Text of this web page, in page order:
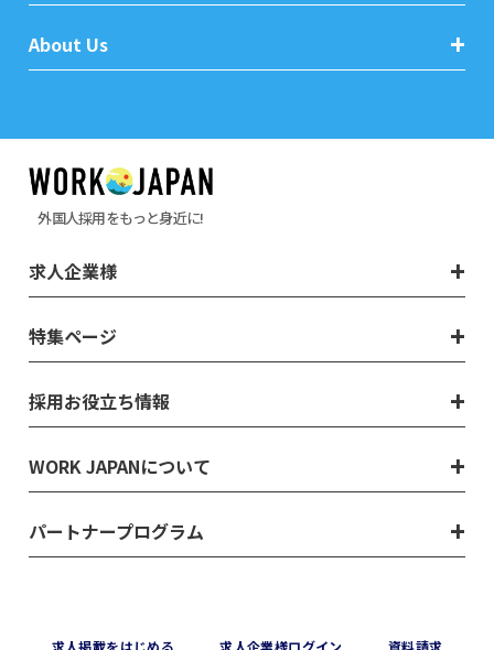
About Us
外国人採用をもっと身近に!
求人企業様
特集ページ
採用お役立ち情報
WORK JAPANについて
パートナープログラム